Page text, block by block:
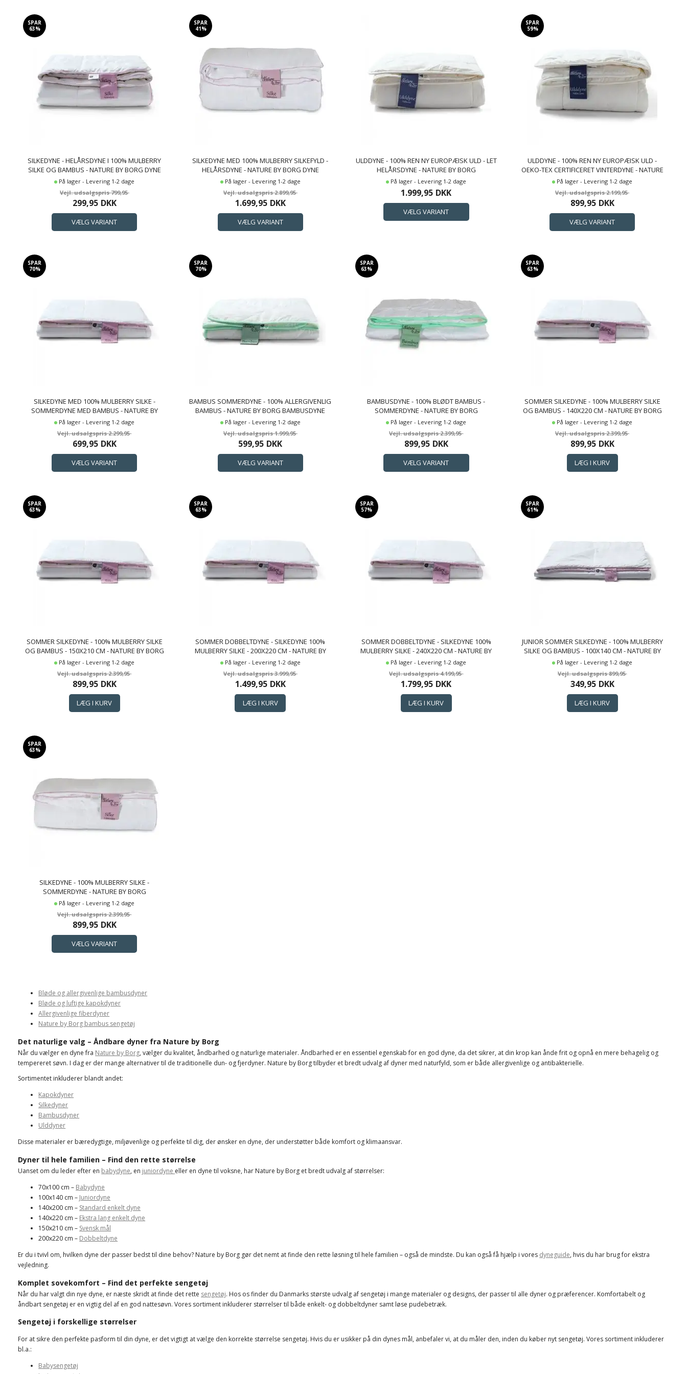
SPAR
63%
SILKEDYNE - HELÅRSDYNE I 100% MULBERRY
SILKE OG BAMBUS - NATURE BY BORG DYNE
På lager - Levering 1-2 dage
799,95
299,95 DKK
SPAR
41%
SILKEDYNE MED 100% MULBERRY SILKEFYLD -
HELÅRSDYNE - NATURE BY BORG DYNE
BAMBUS
På lager - Levering 1-2 dage
2.899,95
1.699,95 DKK
ULDDYNE - 100% REN NY EUROPÆISK ULD - LET
HELÅRSDYNE - NATURE BY BORG
På lager - Levering 1-2 dage
1.999,95 DKK
SPAR
59%
ULDDYNE - 100% REN NY EUROPÆISK ULD -
OEKO-TEX CERTIFICERET VINTERDYNE - NATURE
BY BORG
På lager - Levering 1-2 dage
2.199,95
899,95 DKK
SPAR
70%
SILKEDYNE MED 100% MULBERRY SILKE -
SOMMERDYNE MED BAMBUS - NATURE BY
BORG DYNE
På lager - Levering 1-2 dage
2.299,95
699,95 DKK
SPAR
70%
BAMBUS SOMMERDYNE - 100% ALLERGIVENLIG
BAMBUS - NATURE BY BORG BAMBUSDYNE
På lager - Levering 1-2 dage
1.999,95
599,95 DKK
SPAR
63%
BAMBUSDYNE - 100% BLØDT BAMBUS -
SOMMERDYNE - NATURE BY BORG
På lager - Levering 1-2 dage
2.399,95
899,95 DKK
SPAR
63%
SOMMER SILKEDYNE - 100% MULBERRY SILKE
OG BAMBUS - 140X220 CM - NATURE BY BORG
DYNE
På lager - Levering 1-2 dage
2.399,95
899,95 DKK
SPAR
63%
SOMMER SILKEDYNE - 100% MULBERRY SILKE
OG BAMBUS - 150X210 CM - NATURE BY BORG
DYNE
På lager - Levering 1-2 dage
2.399,95
899,95 DKK
SPAR
63%
SOMMER DOBBELTDYNE - SILKEDYNE 100%
MULBERRY SILKE - 200X220 CM - NATURE BY
BORG DYNE
På lager - Levering 1-2 dage
3.999,95
1.499,95 DKK
SPAR
57%
SOMMER DOBBELTDYNE - SILKEDYNE 100%
MULBERRY SILKE - 240X220 CM - NATURE BY
BORG DYNE
På lager - Levering 1-2 dage
4.199,95
1.799,95 DKK
SPAR
61%
JUNIOR SOMMER SILKEDYNE - 100% MULBERRY
SILKE OG BAMBUS - 100X140 CM - NATURE BY
BORG DYNE
På lager - Levering 1-2 dage
899,95
349,95 DKK
SPAR
63%
SILKEDYNE - 100% MULBERRY SILKE -
SOMMERDYNE - NATURE BY BORG
På lager - Levering 1-2 dage
2.399,95
899,95 DKK
Bløde og allergivenlige bambusdyner
Bløde og luftige kapokdyner
Allergivenlige fiberdyner
Nature by Borg bambus sengetøj
Det naturlige valg – Åndbare dyner fra Nature by Borg
Når du vælger en dyne fra Nature by Borg, vælger du kvalitet, åndbarhed og naturlige materialer. Åndbarhed er en essentiel egenskab for en god dyne, da det sikrer, at din krop kan ånde frit og opnå en mere behagelig og
tempereret søvn. I dag er der mange alternativer til de traditionelle dun- og fjerdyner. Nature by Borg tilbyder et bredt udvalg af dyner med naturfyld, som er både allergivenlige og antibakterielle.
Sortimentet inkluderer blandt andet:
Kapokdyner
Silkedyner
Bambusdyner
Ulddyner
Disse materialer er bæredygtige, miljøvenlige og perfekte til dig, der ønsker en dyne, der understøtter både komfort og klimaansvar.
Dyner til hele familien – Find den rette størrelse
Uanset om du leder efter en babydyne, en juniordyne eller en dyne til voksne, har Nature by Borg et bredt udvalg af størrelser:
70x100 cm – Babydyne
100x140 cm – Juniordyne
140x200 cm – Standard enkelt dyne
140x220 cm – Ekstra lang enkelt dyne
150x210 cm – Svensk mål
200x220 cm – Dobbeltdyne
Er du i tvivl om, hvilken dyne der passer bedst til dine behov? Nature by Borg gør det nemt at finde den rette løsning til hele familien – også de mindste. Du kan også få hjælp i vores dyneguide, hvis du har brug for ekstra
vejledning.
Komplet sovekomfort – Find det perfekte sengetøj
Når du har valgt din nye dyne, er næste skridt at finde det rette sengetøj. Hos os finder du Danmarks største udvalg af sengetøj i mange materialer og designs, der passer til alle dyner og præferencer. Komfortabelt og
åndbart sengetøj er en vigtig del af en god nattesøvn. Vores sortiment inkluderer størrelser til både enkelt- og dobbeltdyner samt løse pudebetræk.
Sengetøj i forskellige størrelser
For at sikre den perfekte pasform til din dyne, er det vigtigt at vælge den korrekte størrelse sengetøj. Hvis du er usikker på din dynes mål, anbefaler vi, at du måler den, inden du køber nyt sengetøj. Vores sortiment inkluderer
bl.a.:
Babysengetøj